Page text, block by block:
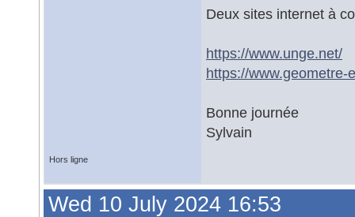
Deux sites internet à
https://www.unge.net/
https://www.geometre-
Bonne journée
Sylvain
Hors ligne
Wed 10 July 2024 16:53